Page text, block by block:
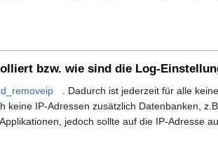
bzw. wie sind die Log-
. Dadurch ist jederzeit für alle
keine IP-Adressen zusätzlich Datenbanken,
jedoch sollte auf die IP-Adresse